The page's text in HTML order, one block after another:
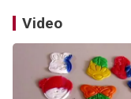
Video